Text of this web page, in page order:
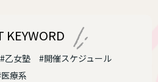
KEYWORD
#乙女塾
#開催スケジュール
療系